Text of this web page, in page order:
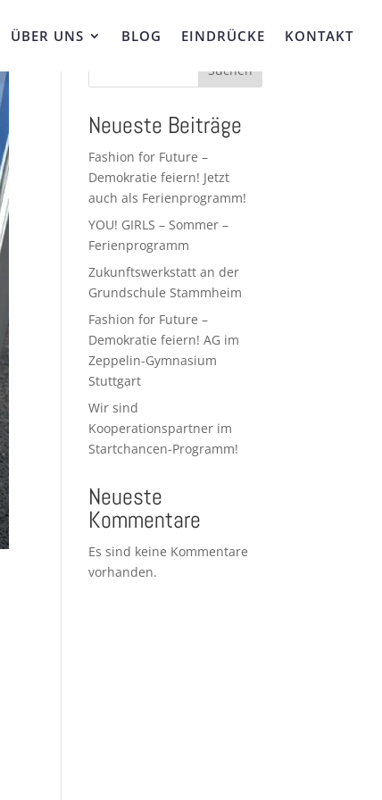
ÜBER UNS BLOG EINDRÜCKE KONTAKT
Suchen
Neueste Beiträge
Fashion for Future –
Demokratie feiern! Jetzt
auch als Ferienprogramm!
YOU! GIRLS – Sommer –
Ferienprogramm
Zukunftswerkstatt an der
Grundschule Stammheim
Fashion for Future –
Demokratie feiern! AG im
Zeppelin-Gymnasium
Stuttgart
Wir sind
Kooperationspartner im
Startchancen-Programm!
Neueste
Kommentare
Es sind keine Kommentare
vorhanden.